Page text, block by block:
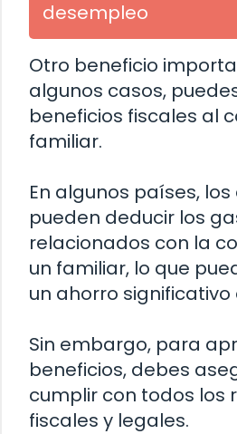
desempleo
Otro beneficio
algunos casos,
beneficios fiscales al
familiar.
En algunos países,
pueden deducir los
relacionados con la
un familiar, lo que
un ahorro significativo
Sin embargo, para
beneficios, debes
cumplir con todos los
fiscales y legales.